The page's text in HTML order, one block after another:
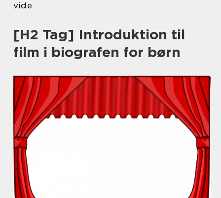
vide
[H2 Tag] Introduktion til
film i biografen for børn